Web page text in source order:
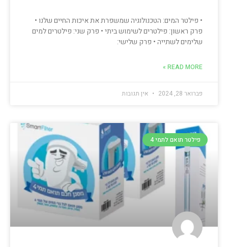
• פילטר המים: הטכנולוגיה שמשפרת את איכות החיים שלנו •
פרק ראשון: פילטרים לשימוש ביתי • פרק שני: פילטרים למים
שלימים לשתייה • פרק שלישי:
READ MORE »
פברואר 28, 2024 אין תגובות
פילטר תואם לתמי 4